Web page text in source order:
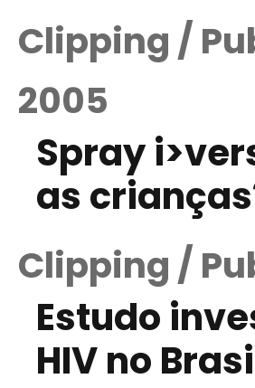
Clipping /
2005
Spray
as
Clipping /
Estudo
HIV no